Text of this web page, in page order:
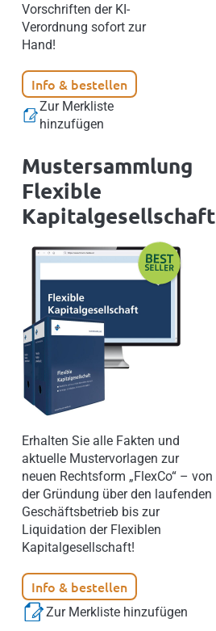
Vorschriften der KI-
Verordnung sofort zur
Hand!
Info & bestellen
Zur Merkliste
hinzufügen
Mustersammlung
Flexible
Kapitalgesellschaft
Erhalten Sie alle Fakten und
aktuelle Mustervorlagen zur
neuen Rechtsform „FlexCo“ – von
der Gründung über den laufenden
Geschäftsbetrieb bis zur
Liquidation der Flexiblen
Kapitalgesellschaft!
Info & bestellen
Zur Merkliste hinzufügen